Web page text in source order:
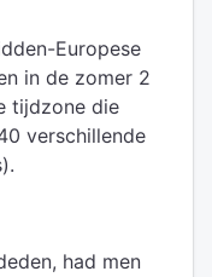
Europese
in de zomer 2
tijdzone die
verschillende
had men